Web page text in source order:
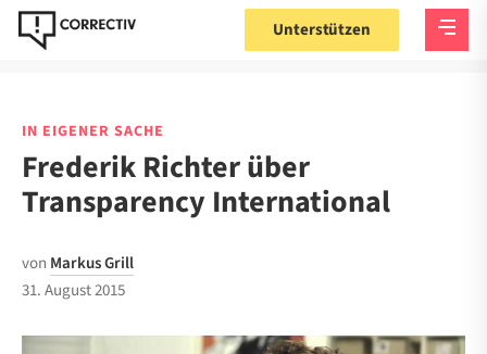
Unterstützen
IN EIGENER SACHE
Frederik Richter über
Transparency International
von Markus Grill
31. August 2015